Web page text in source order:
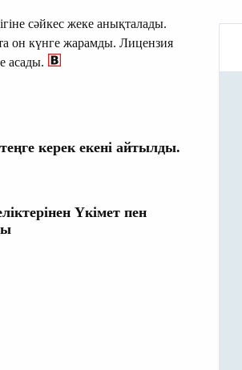
сәйкес жеке анықталады.
он күнге жарамды. Лицензия
асады.
керек екені айтылды.
Үкімет пен